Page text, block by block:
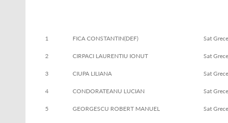
1 FICA CONSTANTIN(DEF) Sat
2 CIRPACI LAURENTIU IONUT Sat
3 CIUPA LILIANA Sat
4 CONDORATEANU LUCIAN Sat
5 GEORGESCU ROBERT MANUEL Sat